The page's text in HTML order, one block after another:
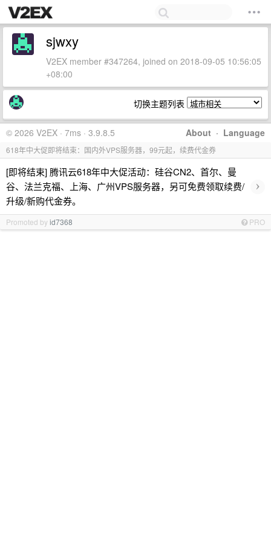
sjwxy
V2EX member #347264, joined on 2018-09-05 10:56:05
+08:00
切换主题列表
About · Language
© 2026 V2EX · 7ms · 3.9.8.5
618年中大促即将结束：国内外VPS服务器，99元起，续费代金券
[即将结束] 腾讯云618年中大促活动：硅谷CN2、首尔、曼
谷、法兰克福、上海、广州VPS服务器，另可免费领取续费/
升级/新购代金券。
›
Promoted byid7368 PRO